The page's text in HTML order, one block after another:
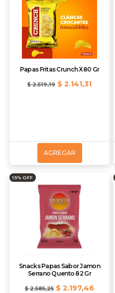
Papas Fritas Crunch X80 Gr
$ 2.519,19 $ 2.141,31
AGREGAR
15% OFF
Snacks Papas Sabor Jamon
Serrano Quento 82 Gr
$ 2.585,25 $ 2.197,46